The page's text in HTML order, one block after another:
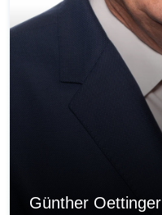
Günther Oettinger